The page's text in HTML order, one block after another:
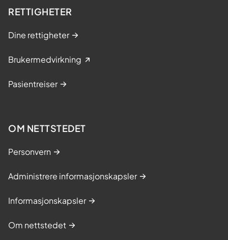
RETTIGHETER
Dine rettigheter
Brukermedvirkning
Pasientreiser
OM NETTSTEDET
Personvern
Administrere informasjonskapsler
Informasjonskapsler
Om nettstedet